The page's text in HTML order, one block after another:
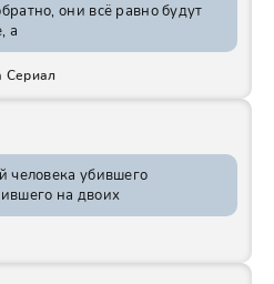
они всё равно будут
а
Сериал
человека убившего
на двоих